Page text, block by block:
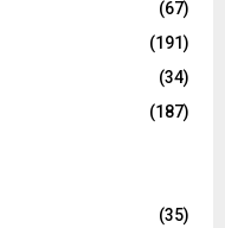
(67)
(191)
(34)
(187)
(35)